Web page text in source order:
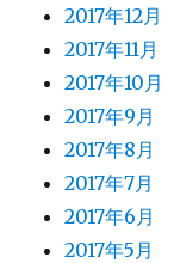
2017年12月
2017年11月
2017年10月
2017年9月
2017年8月
2017年7月
2017年6月
2017年5月